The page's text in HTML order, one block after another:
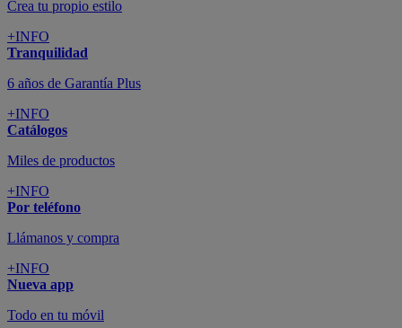
Crea tu propio estilo
+INFO
Tranquilidad
6 años de Garantía Plus
+INFO
Catálogos
Miles de productos
+INFO
Por teléfono
Llámanos y compra
+INFO
Nueva app
Todo en tu móvil